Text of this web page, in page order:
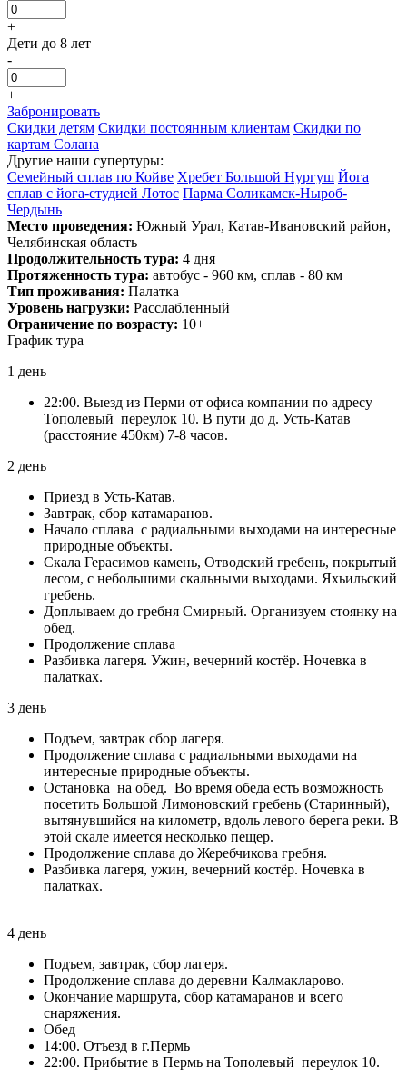
+
Дети до 8 лет
-
+
Забронировать
Скидки детям Скидки постоянным клиентам Скидки по
картам Солана
Другие наши супертуры:
Семейный сплав по Койве Хребет Большой Нургуш Йога
сплав с йога-студией Лотос Парма Соликамск-Ныроб-
Чердынь
Место проведения: Южный Урал, Катав-Ивановский район,
Челябинская область
Продолжительность тура: 4 дня
Протяженность тура: автобус - 960 км, сплав - 80 км
Тип проживания: Палатка
Уровень нагрузки: Расслабленный
Ограничение по возрасту: 10+
График тура
1 день
22:00. Выезд из Перми от офиса компании по адресу
Тополевый переулок 10. В пути до д. Усть-Катав
(расстояние 450км) 7-8 часов.
2 день
Приезд в Усть-Катав.
Завтрак, сбор катамаранов.
Начало сплава с радиальными выходами на интересные
природные объекты.
Скала Герасимов камень, Отводский гребень, покрытый
лесом, с небольшими скальными выходами. Яхьильский
гребень.
Доплываем до гребня Смирный. Организуем стоянку на
обед.
Продолжение сплава
Разбивка лагеря. Ужин, вечерний костёр. Ночевка в
палатках.
3 день
Подъем, завтрак сбор лагеря.
Продолжение сплава с радиальными выходами на
интересные природные объекты.
Остановка на обед. Во время обеда есть возможность
посетить Большой Лимоновский гребень (Старинный),
вытянувшийся на километр, вдоль левого берега реки. В
этой скале имеется несколько пещер.
Продолжение сплава до Жеребчикова гребня.
Разбивка лагеря, ужин, вечерний костёр. Ночевка в
палатках.
4 день
Подъем, завтрак, сбор лагеря.
Продолжение сплава до деревни Калмакларово.
Окончание маршрута, сбор катамаранов и всего
снаряжения.
Обед
14:00. Отъезд в г.Пермь
22:00. Прибытие в Пермь на Тополевый переулок 10.